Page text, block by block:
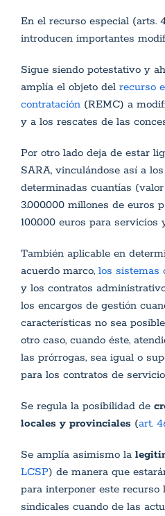
En el recurso especial (arts.
introducen importantes
Sigue siendo potestativo y
amplía el objeto del recurso
contratación (REMC) a
y a los rescates de las
Por otro lado deja de estar
SARA, vinculándose así a los
determinadas cuantías
3.000.000 millones de euros
100.000 euros para servicios
También aplicable en
acuerdo marco, los sistemas
y los contratos
los encargos de gestión
características no sea
otro caso, cuando éste,
las prórrogas, sea igual o
para los contratos de
Se regula la posibilidad de
locales y provinciales (art.
Se amplía asimismo la
LCSP) de manera que
para interponer este recurso
sindicales cuando de las